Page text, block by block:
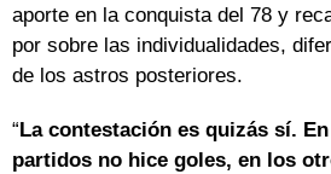
aporte en la conquista del 78 y
por sobre las individualidades,
de los astros posteriores.
“La contestación es quizás sí.
partidos no hice goles, en los